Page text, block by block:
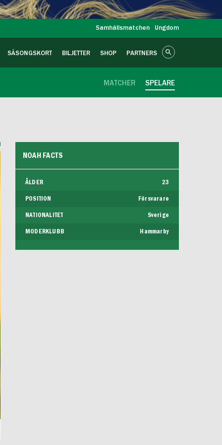
Samhällsmatchen Ungdom
SÄSONGSKORT BILJETTER SHOP PARTNERS
SPELARE
MATCHER
NOAH FACTS
ÅLDER 23
POSITION Försvarare
NATIONALITET Sverige
MODERKLUBB Hammarby